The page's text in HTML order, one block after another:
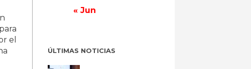
el
« Jun
ÚLTIMAS NOTICIAS